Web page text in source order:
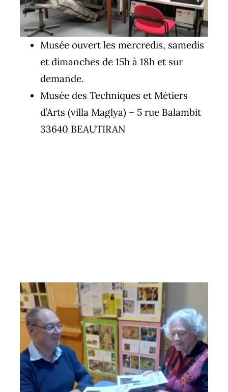
Musée ouvert les mercredis, samedis
et dimanches de 15h à 18h et sur
demande.
Musée des Techniques et Métiers
d’Arts (villa Maglya) – 5 rue Balambit
33640 BEAUTIRAN